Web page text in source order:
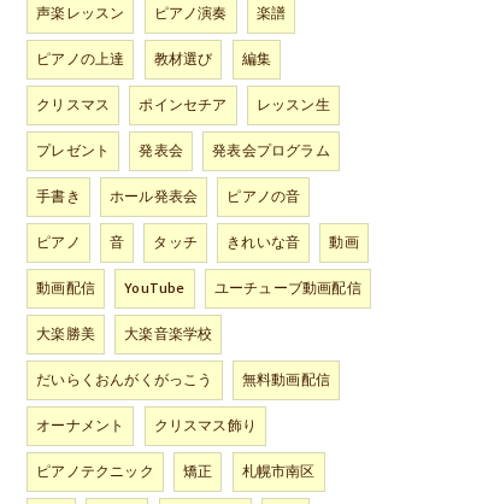
声楽レッスン
ピアノ演奏
楽譜
ピアノの上達
教材選び
編集
クリスマス
ポインセチア
レッスン生
プレゼント
発表会
発表会プログラム
手書き
ホール発表会
ピアノの音
ピアノ
音 タッチ きれいな音
動画
動画配信
YouTube
ユーチューブ動画配信
大楽勝美
大楽音楽学校
だいらくおんがくがっこう
無料動画配信
オーナメント
クリスマス飾り
ピアノテクニック
矯正
札幌市南区